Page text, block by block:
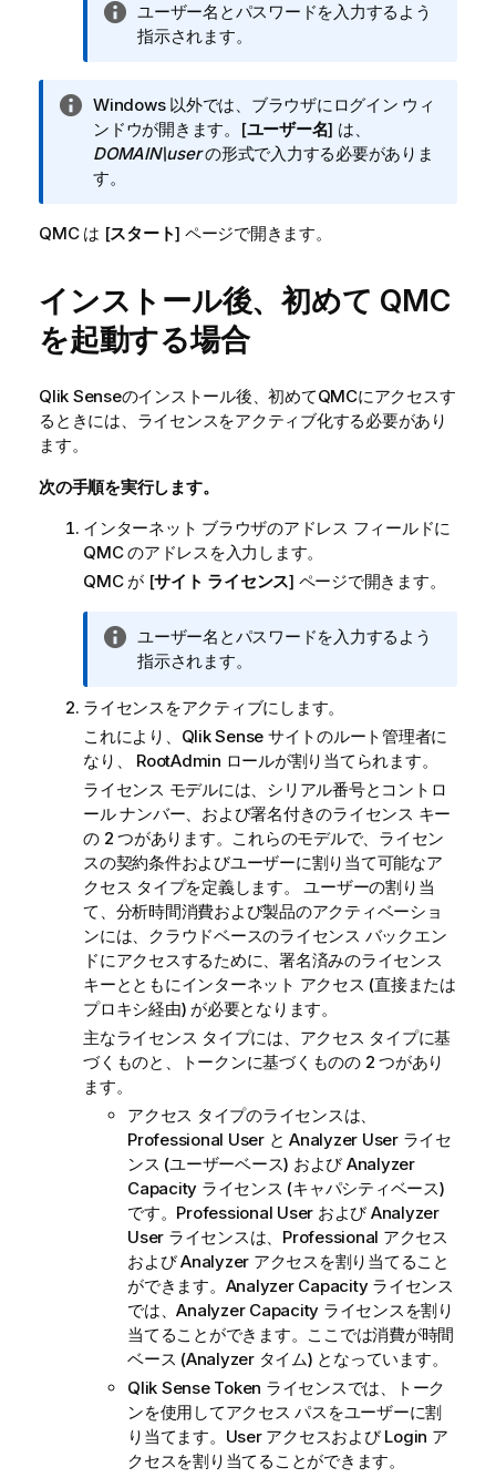
情
報
ユーザー名とパスワードを入力するよう
指示されます。
情
報
メ
モ
Windows 以外では、ブラウザにログイン ウィ
ンドウが開きます。[ユーザー名] は、
DOMAIN\userの形式で入力する必要がありま
す。
QMCは [スタート] ページで開きます。
インストール後、初めて QMC
を起動する場合
Qlik Senseのインストール後、初めてQMCにアクセスす
るときには、ライセンスをアクティブ化する必要があり
ます。
次の手順を実行します。
インターネット ブラウザのアドレス フィールドに
QMCのアドレスを入力します。
QMCが [サイト ライセンス] ページで開きます。
情
報
モ
ユーザー名とパスワードを入力するよう
指示されます。
ライセンスをアクティブにします。
これにより、 Qlik Sense サイトのルート管理者に
なり、 RootAdmin ロールが割り当てられます。
ライセンス モデルには、シリアル番号とコントロ
ール ナンバー、および署名付きのライセンス キー
の 2 つがあります。これらのモデルで、ライセン
スの契約条件およびユーザーに割り当て可能なア
クセス タイプを定義します。 ユーザーの割り当
て、分析時間消費および製品のアクティベーショ
ンには、クラウドベースのライセンス バックエン
ドにアクセスするために、署名済みのライセンス
キーとともにインターネット アクセス (直接または
プロキシ経由) が必要となります。
主なライセンス タイプには、アクセス タイプに基
づくものと、トークンに基づくものの 2 つがあり
ます。
アクセス タイプのライセンスは、
Professional User と Analyzer User ライセ
ンス (ユーザーベース) および Analyzer
Capacity ライセンス (キャパシティベース)
です。Professional User および Analyzer
User ライセンスは、Professional アクセス
および Analyzer アクセスを割り当てること
ができます。Analyzer Capacity ライセンス
では、Analyzer Capacity ライセンスを割り
当てることができます。ここでは消費が時間
ベース (Analyzer タイム) となっています。
Qlik SenseToken ライセンスでは、トーク
ンを使用してアクセス パスをユーザーに割
り当てます。User アクセスおよび Login ア
クセスを割り当てることができます。